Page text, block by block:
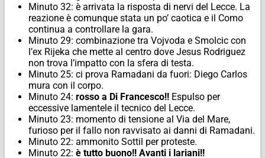
Minuto 32: è arrivata la risposta di nervi del Lecce. La
reazione è comunque stata un po’ caotica e il Como
continua a controllare la gara.
Minuto 29: combinazione tra Vojvoda e Smolcic con
l’ex Rijeka che mette al centro dove Jesus Rodriguez
non trova l’impatto con la sfera di testa.
Minuto 25: ci prova Ramadani da fuori: Diego Carlos
mura con il corpo.
Minuto 24: rosso a Di Francesco!! Espulso per
eccessive lamentele il tecnico del Lecce.
Minuto 23: momento di tensione al Via del Mare,
furioso per il fallo non ravvisato ai danni di Ramadani.
Minuto 22: ammonito Sottil per proteste.
Minuto 22: è tutto buono!! Avanti i lariani!!